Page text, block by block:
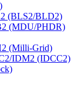
(BLS2/BLD2)
(MDU/PHDR)
(Milli-Grid)
IDM2 (IDCC2)